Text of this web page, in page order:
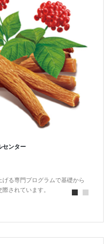
センター
る専門プログラムで基礎から
されています。